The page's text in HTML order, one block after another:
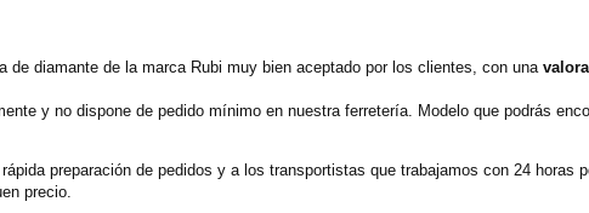
diamante de la marca Rubi muy bien aceptado por los clientes, con una
y no dispone de pedido mínimo en nuestra ferretería. Modelo que podrás
preparación de pedidos y a los transportistas que trabajamos con 24 horas
precio.